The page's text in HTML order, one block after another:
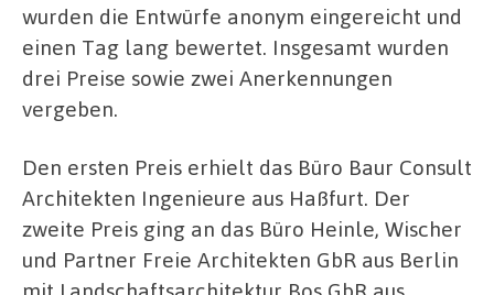
wurden die Entwürfe anonym eingereicht und
einen Tag lang bewertet. Insgesamt wurden
drei Preise sowie zwei Anerkennungen
vergeben.
Den ersten Preis erhielt das Büro Baur Consult
Architekten Ingenieure aus Haßfurt. Der
zweite Preis ging an das Büro Heinle, Wischer
und Partner Freie Architekten GbR aus Berlin